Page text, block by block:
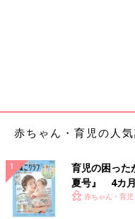
赤ちゃん・育児の人
育児の困った
夏号』 4カ月
いっぱい！
赤ちゃん・育児